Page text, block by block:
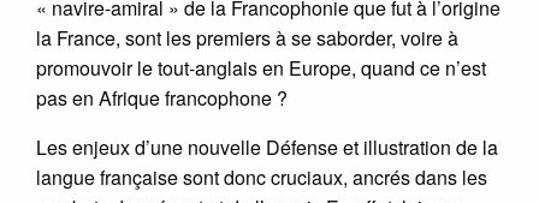
« navire-amiral » de la Francophonie que fut à l’origine
la France, sont les premiers à se saborder, voire à
promouvoir le tout-anglais en Europe, quand ce n’est
pas en Afrique francophone ?
Les enjeux d’une nouvelle Défense et illustration de la
langue française sont donc cruciaux, ancrés dans les